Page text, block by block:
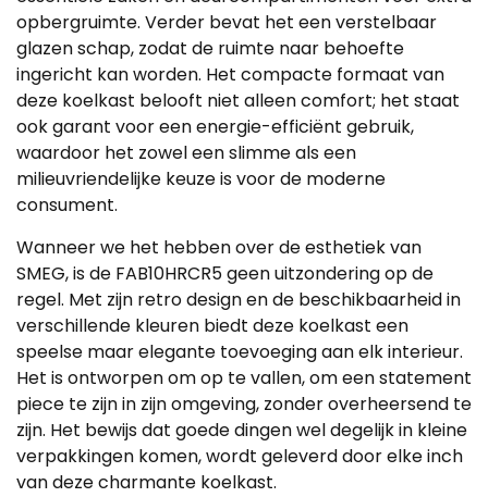
opbergruimte. Verder bevat het een verstelbaar
glazen schap, zodat de ruimte naar behoefte
ingericht kan worden. Het compacte formaat van
deze koelkast belooft niet alleen comfort; het staat
ook garant voor een energie-efficiënt gebruik,
waardoor het zowel een slimme als een
milieuvriendelijke keuze is voor de moderne
consument.
Wanneer we het hebben over de esthetiek van
SMEG, is de FAB10HRCR5 geen uitzondering op de
regel. Met zijn retro design en de beschikbaarheid in
verschillende kleuren biedt deze koelkast een
speelse maar elegante toevoeging aan elk interieur.
Het is ontworpen om op te vallen, om een statement
piece te zijn in zijn omgeving, zonder overheersend te
zijn. Het bewijs dat goede dingen wel degelijk in kleine
verpakkingen komen, wordt geleverd door elke inch
van deze charmante koelkast.